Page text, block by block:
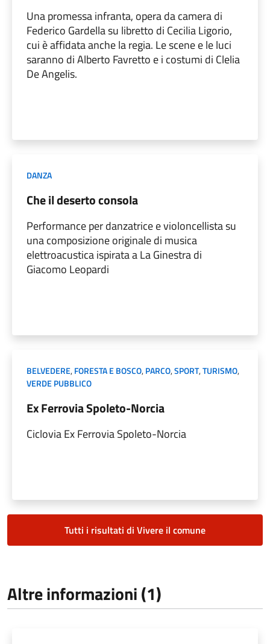
Una promessa infranta, opera da camera di
Federico Gardella su libretto di Cecilia Ligorio,
cui è affidata anche la regia. Le scene e le luci
saranno di Alberto Favretto e i costumi di Clelia
De Angelis.
DANZA
Che il deserto consola
Performance per danzatrice e violoncellista su
una composizione originale di musica
elettroacustica ispirata a La Ginestra di
Giacomo Leopardi
BELVEDERE,FORESTA E BOSCO,PARCO,SPORT,TURISMO,
VERDE PUBBLICO
Ex Ferrovia Spoleto-Norcia
Ciclovia Ex Ferrovia Spoleto-Norcia
Tutti i risultati di Vivere il comune
Altre informazioni (1)